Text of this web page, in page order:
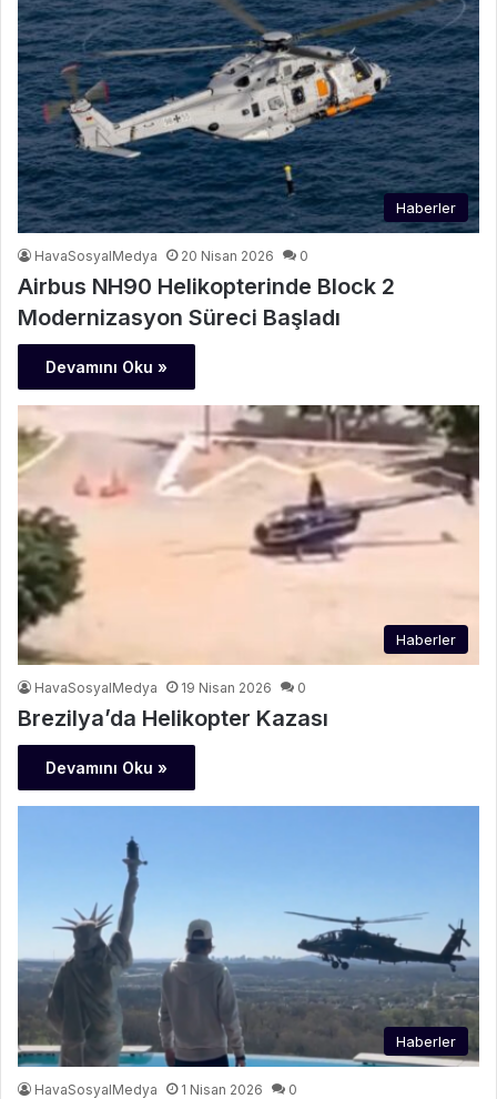
Haberler
HavaSosyalMedya 20 Nisan 2026 0
Airbus NH90 Helikopterinde Block 2
Modernizasyon Süreci Başladı
Devamını Oku »
Haberler
HavaSosyalMedya 19 Nisan 2026 0
Brezilya’da Helikopter Kazası
Devamını Oku »
Haberler
HavaSosyalMedya 1 Nisan 2026 0